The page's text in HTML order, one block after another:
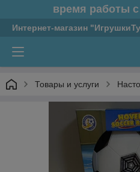
время работы с
Интернет-магазин
Товары и услуги